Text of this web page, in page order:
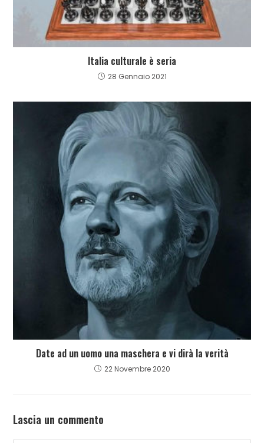
Italia culturale è seria
28 Gennaio 2021
Date ad un uomo una maschera e vi dirà la verità
22 Novembre 2020
Lascia un commento